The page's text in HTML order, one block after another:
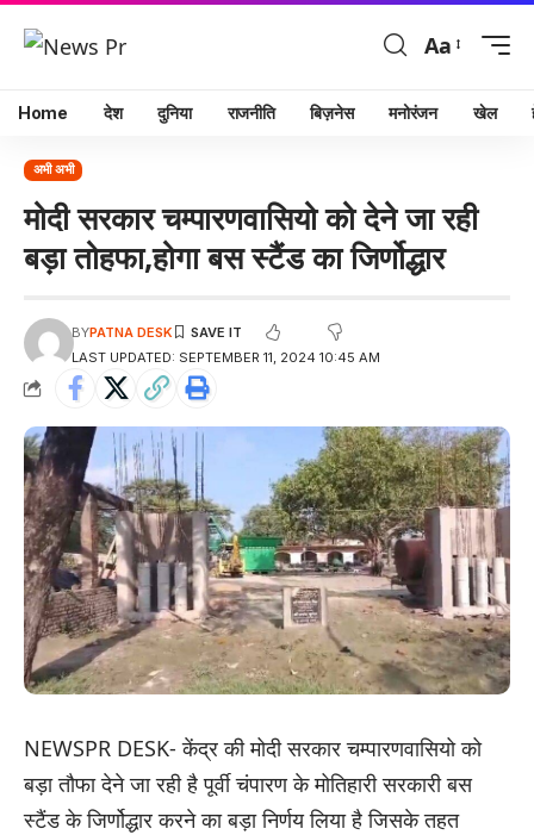
Aa
Home देश दुनिया राजनीति बिज़नेस मनोरंजन खेल
अभी अभी
मोदी सरकार चम्पारणवासियो को देने जा रही
बड़ा तोहफा,होगा बस स्टैंड का जिर्णोद्धार
LAST UPDATED: SEPTEMBER 11, 2024 10:45 AM
BYPATNA DESK
NEWSPR DESK- केंद्र की मोदी सरकार चम्पारणवासियो को
बड़ा तौफा देने जा रही है पूर्वी चंपारण के मोतिहारी सरकारी बस
स्टैंड के जिर्णोद्धार करने का बड़ा निर्णय लिया है जिसके तहत